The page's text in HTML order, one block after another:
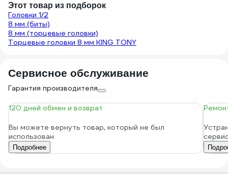
Этот товар из подборок
Головки 1/2
8 мм (биты)
8 мм (торцевые головки)
Торцевые головки 8 мм KING TONY
Сервисное обслуживание
Гарантия производителя
120 дней обмен и возврат
Вы можете вернуть товар, который не был
использован
Подробнее